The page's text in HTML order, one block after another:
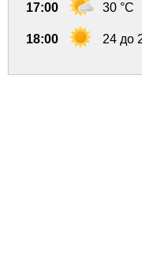
17:00 30 °C
18:00 24 до